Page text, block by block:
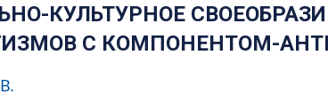
КУЛЬТУРНОЕ
С КОМПОНЕНТОМ-